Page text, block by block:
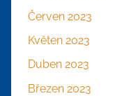
Červen 2023
Květen 2023
Duben 2023
Březen 2023